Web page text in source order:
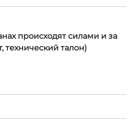
происходят силами и за
технический талон)